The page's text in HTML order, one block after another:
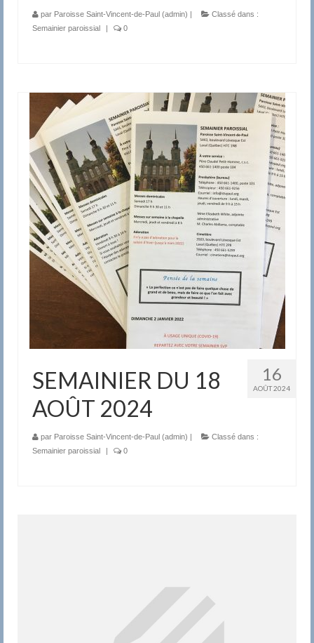
par Paroisse Saint-Vincent-de-Paul (admin) |
Classé dans :
Semainier paroissial
| 0
16
AOÛT 2024
SEMAINIER DU 18
AOÛT 2024
par Paroisse Saint-Vincent-de-Paul (admin) |
Classé dans :
Semainier paroissial
| 0